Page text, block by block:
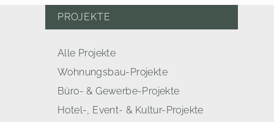
PROJEKTE
Alle Projekte
Wohnungsbau-Projekte
Büro- & Gewerbe-Projekte
Hotel-, Event- & Kultur-Projekte